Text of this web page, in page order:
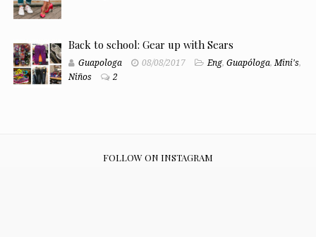
Back to school: Gear up with Sears
Guapologa 08/08/2017 Eng, Guapóloga,Mini's,
Niños
2
FOLLOW ON INSTAGRAM